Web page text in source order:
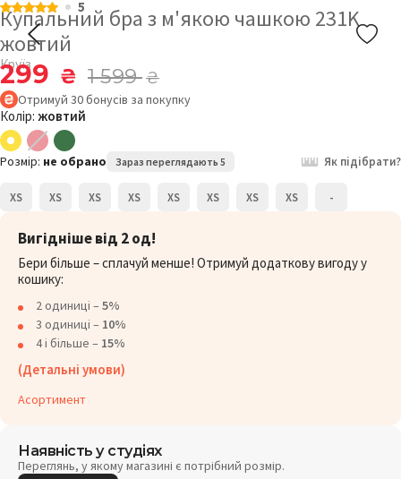
5
Купальний бра з м'якою чашкою 231K
жовтий
Круїз
299 ₴ 1 599₴
Отримуй 30бонусів за покупку
Колір: жовтий
Розмір: не обрано Зараз переглядають 5 Як підібрати?
XS XS XS XS XS XS XS XS -
Вигідніше від 2 од!
Бери більше – сплачуй менше! Отримуй додаткову вигоду у
кошику:
2 одиниці – 5%
3 одиниці – 10%
4 і більше – 15%
(Детальні умови)
Асортимент
Наявність у студіях
Переглянь, у якому магазині є потрібний розмір.